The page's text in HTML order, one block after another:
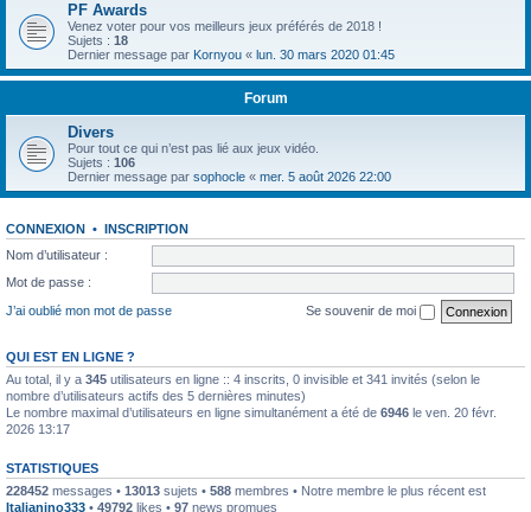
PF Awards
Venez voter pour vos meilleurs jeux préférés de 2018 !
Sujets : 18
Dernier message par Kornyou « lun. 30 mars 2020 01:45
Forum
Divers
Pour tout ce qui n’est pas lié aux jeux vidéo.
Sujets : 106
Dernier message par sophocle « mer. 5 août 2026 22:00
CONNEXION • INSCRIPTION
Nom d’utilisateur :
Mot de passe :
J’ai oublié mon mot de passe
Se souvenir de moi
QUI EST EN LIGNE ?
Au total, il y a 345 utilisateurs en ligne :: 4 inscrits, 0 invisible et 341 invités (selon le
nombre d’utilisateurs actifs des 5 dernières minutes)
Le nombre maximal d’utilisateurs en ligne simultanément a été de 6946 le ven. 20 févr.
2026 13:17
STATISTIQUES
228452 messages • 13013 sujets • 588 membres • Notre membre le plus récent est
Italianino333 • 49792 likes • 97 news promues